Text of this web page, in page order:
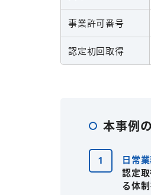
事業許可番号
認定初回取得
本事例
日常
認定
る体